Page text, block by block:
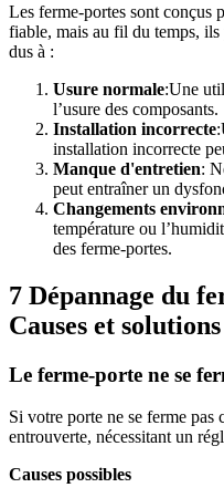
Les ferme-portes sont conçus
fiable, mais au fil du temps,
dus à :
Usure normale:Une
l’usure des composants.
Installation incorrecte
installation incorrecte
Manque d'entretien:
peut entraîner un
Changements
température ou
des ferme-portes.
7 Dépannage du
Causes et solutions
Le ferme-porte ne se
Si votre porte ne se ferme pas
entrouverte, nécessitant un
Causes possibles